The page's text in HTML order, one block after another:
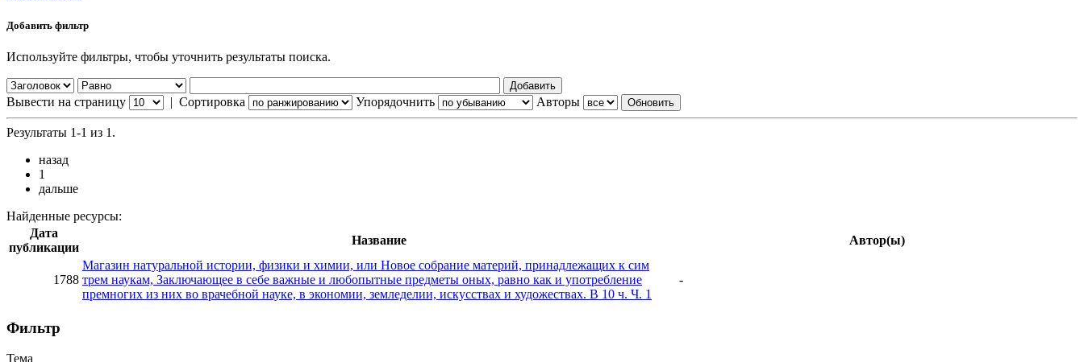
Добавить фильтр
Используйте фильтры, чтобы уточнить результаты поиска.
Вывести на страницу | Сортировка Упорядочнить Авторы
Результаты 1-1 из 1.
назад
1
дальше
Найденные ресурсы:
Дата
публикации
Название Автор(ы)
1788
Магазин натуральной истории, физики и химии, или Новое собрание материй, принадлежащих к сим
трем наукам, Заключающее в себе важные и любопытные предметы оных, равно как и употребление
премногих из них во врачебной науке, в экономии, земледелии, искусствах и художествах. В 10 ч. Ч. 1
-
Фильтр
Тема